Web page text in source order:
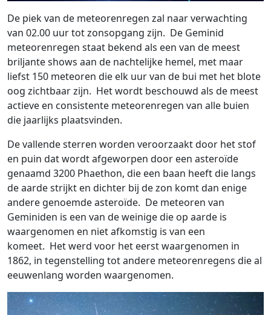
De piek van de meteorenregen zal naar verwachting
van 02.00 uur tot zonsopgang zijn. De Geminid
meteorenregen staat bekend als een van de meest
briljante shows aan de nachtelijke hemel, met maar
liefst 150 meteoren die elk uur van de bui met het blote
oog zichtbaar zijn. Het wordt beschouwd als de meest
actieve en consistente meteorenregen van alle buien
die jaarlijks plaatsvinden.
De vallende sterren worden veroorzaakt door het stof
en puin dat wordt afgeworpen door een asteroïde
genaamd 3200 Phaethon, die een baan heeft die langs
de aarde strijkt en dichter bij de zon komt dan enige
andere genoemde asteroïde. De meteoren van
Geminiden is een van de weinige die op aarde is
waargenomen en niet afkomstig is van een
komeet. Het werd voor het eerst waargenomen in
1862, in tegenstelling tot andere meteorenregens die al
eeuwenlang worden waargenomen.